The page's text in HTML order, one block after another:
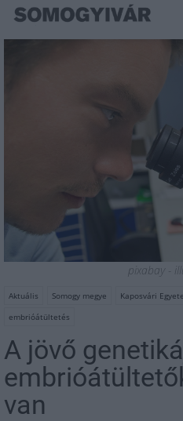
pixabay -
Aktuális Somogy megye Kaposvári
embrióátültetés
A jövő
van